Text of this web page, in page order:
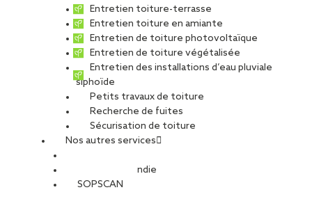
Entretien toiture-terrasse
Entretien toiture en amiante
Entretien de toiture photovoltaïque
Entretien de toiture végétalisée
Entretien des installations d’eau pluviale
siphoïde
Petits travaux de toiture
Recherche de fuites
Sécurisation de toiture
Nos autres services
Sécurité Incendie
SOPSCAN